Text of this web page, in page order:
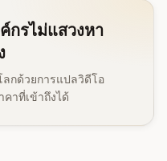
กรไม่แสวงหา
กด้วยการแปลวิดีโอ
าที่เข้าถึงได้